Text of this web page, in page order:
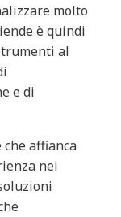
molto
è quindi
al
e di
affianca
nei